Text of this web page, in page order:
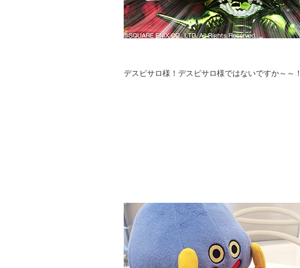
デスピサロ様！デスピサロ様ではないですか～～！